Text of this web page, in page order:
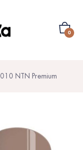
0
010 NTN Premium